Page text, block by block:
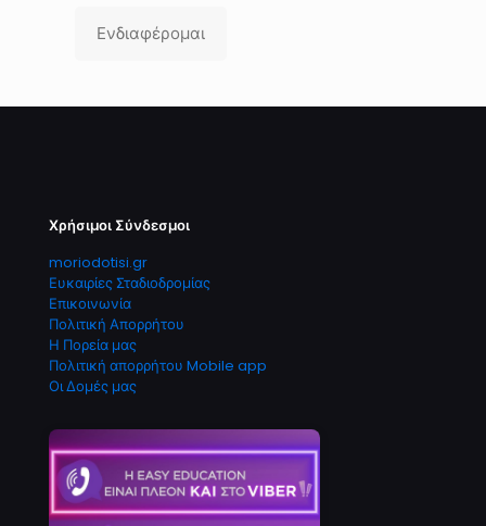
Ενδιαφέρομαι
Χρήσιμοι Σύνδεσμοι
moriodotisi.gr
Ευκαιρίες Σταδιοδρομίας
Επικοινωνία
Πολιτική Απορρήτου
Η Πορεία μας
Πολιτική απορρήτου Mobile app
Οι Δομές μας